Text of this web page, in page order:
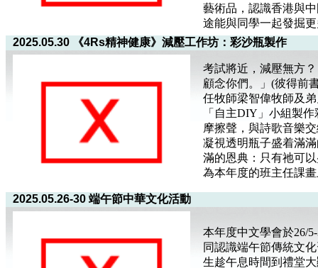
藝術品，認識香港與
途能與同學一起發掘
2025.05.30 《4Rs精神健康》減壓工作坊：彩沙瓶製作
考試將近，減壓無方
顧念你們。」(彼得前
任牧師梁智偉牧師及
「自主DIY」小組製
摩擦聲，與詩歌音樂
凝視透明瓶子盛着滿
滿的恩典：只有祂可
為本年度的班主任課
2025.05.26-30 端午節中華文化活動
本年度中文學會於26/
同認識端午節傳統文
生趁午息時間到禮堂